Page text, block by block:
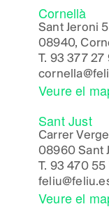
Cornellà
Sant Jeroni
08940,
T. 93 377 27
Veure el
Sant Just
Carrer
08960 Sant
T. 93 470 55
Veure el